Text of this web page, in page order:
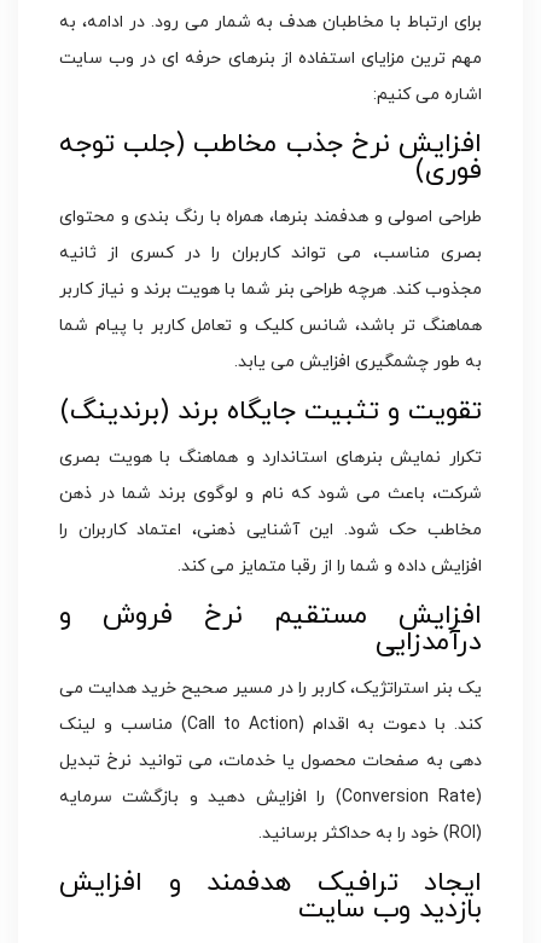
برای ارتباط با مخاطبان هدف به شمار می رود. در ادامه، به
مهم ترین مزایای استفاده از بنرهای حرفه ای در وب سایت
اشاره می کنیم:
افزایش نرخ جذب مخاطب (جلب توجه
فوری)
طراحی اصولی و هدفمند بنرها، همراه با رنگ بندی و محتوای
بصری مناسب، می تواند کاربران را در کسری از ثانیه
مجذوب کند. هرچه طراحی بنر شما با هویت برند و نیاز کاربر
هماهنگ تر باشد، شانس کلیک و تعامل کاربر با پیام شما
به طور چشمگیری افزایش می یابد.
تقویت و تثبیت جایگاه برند (برندینگ)
تکرار نمایش بنرهای استاندارد و هماهنگ با هویت بصری
شرکت، باعث می شود که نام و لوگوی برند شما در ذهن
مخاطب حک شود. این آشنایی ذهنی، اعتماد کاربران را
افزایش داده و شما را از رقبا متمایز می کند.
افزایش مستقیم نرخ فروش و
درآمدزایی
یک بنر استراتژیک، کاربر را در مسیر صحیح خرید هدایت می
کند. با دعوت به اقدام (Call to Action) مناسب و لینک
دهی به صفحات محصول یا خدمات، می توانید نرخ تبدیل
(Conversion Rate) را افزایش دهید و بازگشت سرمایه
(ROI) خود را به حداکثر برسانید.
ایجاد ترافیک هدفمند و افزایش
بازدید وب سایت